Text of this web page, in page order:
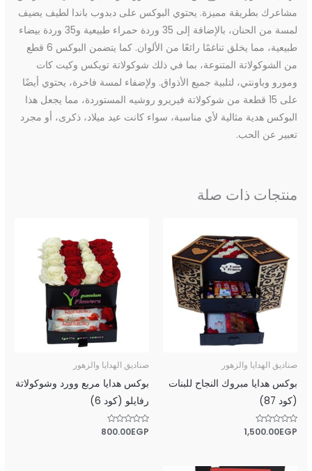
مشاعرك بطريقة مميزة. يحتوي البوكس على دبدوب باندا لطيف يضيف
لمسة من الحنان، بالإضافة إلى 35 وردة حمراء طبيعية و35 وردة بيضاء
طبيعية، مما يخلق تناغمًا رائعًا من الألوان. كما يتضمن البوكس 6 قطع
من الشوكولاتة المتنوعة، بما في ذلك شوكولاتة تويكس وكيت كات
ومورو وباونتي، لتلبية جميع الأذواق. ولإضفاء لمسة فاخرة، يحتوي أيضًا
على 15 قطعة من شوكولاتة فيريرو روشيه المستوردة، مما يجعل هذا
البوكس هدية مثالية لأي مناسبة، سواء كانت عيد ميلاد، ذكرى، أو مجرد
تعبير عن الحب.
منتجات ذات صلة
صناديق الهدايا والزهور
بوكس هدايا مبروك النجاح للبنات
(كود 87)
تم
1,500.00EGP
صناديق الهدايا والزهور
بوكس هدايا مربع وورد وشوكولاتة
رفايلو (كود 6)
تم
800.00EGP